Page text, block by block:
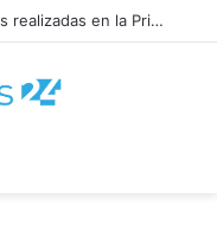
Magdalena Sierra recorrió las obras realizadas en la Primaria 36